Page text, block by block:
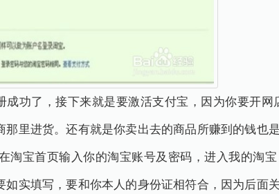
成功了，接下来就是要激活支付宝，因为你要开
里进货。还有就是你卖出去的商品所赚到的钱也
淘宝首页输入你的淘宝账号及密码，进入我的淘
实填写，要和你本人的身份证相符合，因为后面